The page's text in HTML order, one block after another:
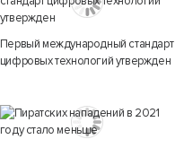
Первый международный стандарт
цифровых технологий утвержден